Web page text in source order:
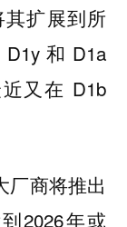
扩展到所
和 D1a
又在 D1b
厂商将推出
2026年或